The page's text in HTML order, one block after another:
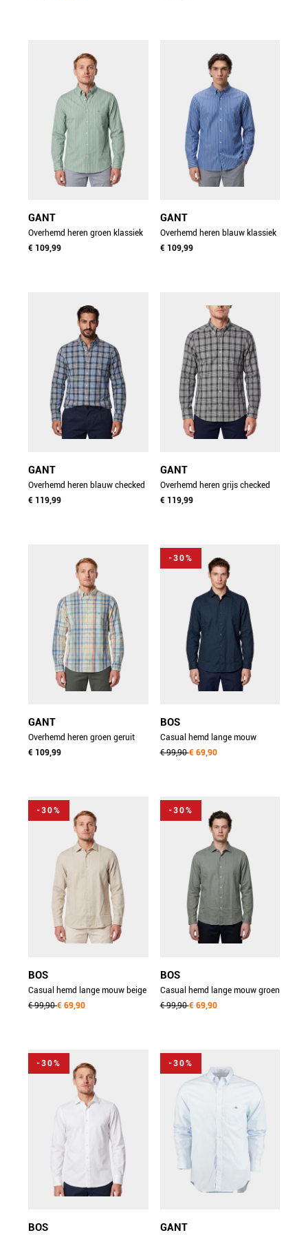
GANT
Overhemd heren groen klassiek
poplin overhemd met
€ 109,99
GANT
Overhemd heren blauw klassiek
poplin overhemd met
€ 109,99
GANT
Overhemd heren blauw checked
melange poplin shirt
€ 119,99
GANT
Overhemd heren grijs checked
melange poplin shirt
€ 119,99
GANT
Overhemd heren groen geruit
poplin overhemd 3262026/331
€ 109,99
-30%
BOS
Casual hemd lange mouw
blauw linnen shirt
€ 99,90€ 69,90
-30%
BOS
Casual hemd lange mouw beige
linnen shirt 5405.426/607
€ 99,90€ 69,90
-30%
BOS
Casual hemd lange mouw groen
linnen shirt 5405.426/356
€ 99,90€ 69,90
-30%
BOS
-30%
GANT